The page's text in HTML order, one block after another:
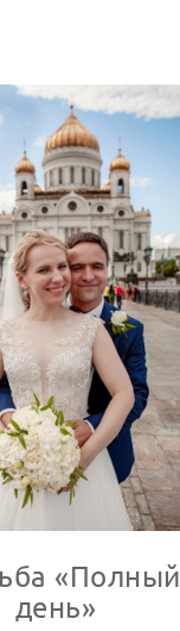
«Полный
день»